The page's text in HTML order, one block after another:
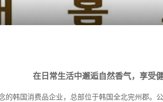
在日常生活中邂逅自然香气，享受
的韩国消费品企业，总部位于韩国全北完州郡